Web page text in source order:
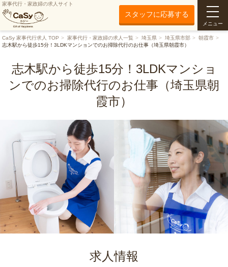
家事代行・家政婦の求人サイト
スタッフに応募する
メニュー
CaSy 家事代行求人 TOP 家事代行・家政婦の求人一覧 埼玉県 埼玉県市部
朝霞市
志木駅から徒歩15分！3LDKマンションでのお掃除代行のお仕事（埼玉県朝霞市）
志木駅から徒歩15分！3LDKマンショ
ンでのお掃除代行のお仕事（埼玉県朝
霞市）
求人情報